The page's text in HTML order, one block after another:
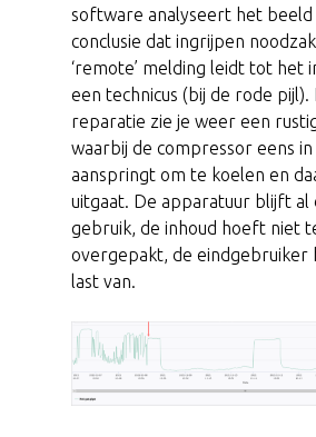
software analyseert het
conclusie dat ingrijpen
‘remote’ melding leidt tot het
een technicus (bij de rode pijl).
reparatie zie je weer een
waarbij de compressor eens
aanspringt om te koelen en
uitgaat. De apparatuur blijft al
gebruik, de inhoud hoeft niet
overgepakt, de eindgebruiker
last van.